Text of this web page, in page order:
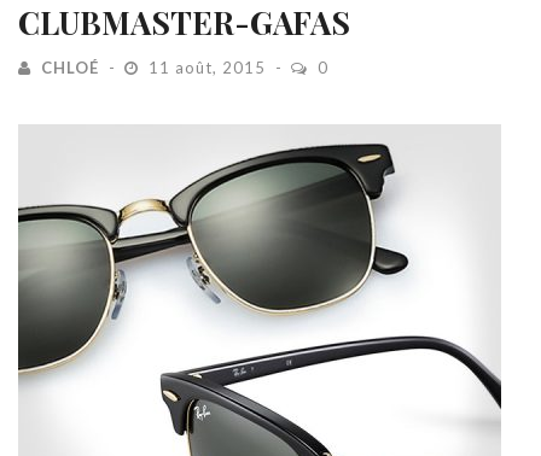
CLUBMASTER-GAFAS
CHLOÉ 11 août, 2015 0